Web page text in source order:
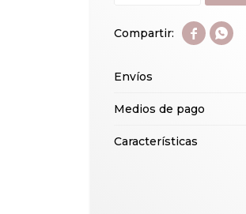
 
Envíos
Medios de pago
Características